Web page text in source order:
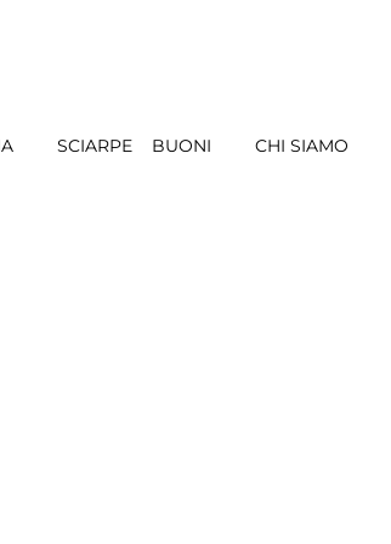
SCIARPE BUONI CHI SIAMO